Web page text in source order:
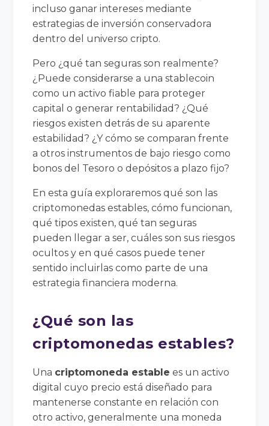
incluso ganar intereses mediante
estrategias de inversión conservadora
dentro del universo cripto.
Pero ¿qué tan seguras son realmente?
¿Puede considerarse a una stablecoin
como un activo fiable para proteger
capital o generar rentabilidad? ¿Qué
riesgos existen detrás de su aparente
estabilidad? ¿Y cómo se comparan frente
a otros instrumentos de bajo riesgo como
bonos del Tesoro o depósitos a plazo fijo?
En esta guía exploraremos qué son las
criptomonedas estables, cómo funcionan,
qué tipos existen, qué tan seguras
pueden llegar a ser, cuáles son sus riesgos
ocultos y en qué casos puede tener
sentido incluirlas como parte de una
estrategia financiera moderna.
¿Qué son las
criptomonedas estables?
Una criptomoneda estable es un activo
digital cuyo precio está diseñado para
mantenerse constante en relación con
otro activo, generalmente una moneda